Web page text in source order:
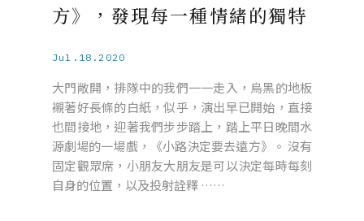
方》，發現每一種情緒的獨特
Jul.18.2020
大門敞開，排隊中的我們一一走入，烏黑的地板
襯著好長條的白紙，似乎，演出早已開始，直接
也間接地，迎著我們步步踏上，踏上平日晚間水
源劇場的一場戲，《小路決定要去遠方》。 沒有
固定觀眾席，小朋友大朋友是可以決定每時每刻
自身的位置，以及投射詮釋 ……